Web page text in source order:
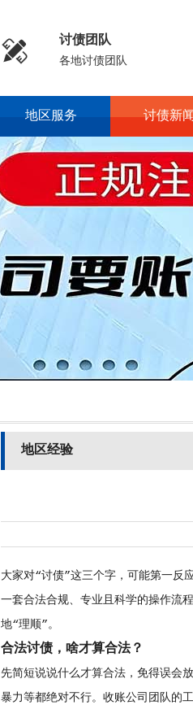
 讨债团队
各地讨债团队
地区服务 讨债新
地区经验
大家对“讨债”这三个字，可能第一反
一套合法合规、专业且科学的操作流
地“理顺”。
合法讨债，啥才算合法？
先简短说说什么才算合法，免得误会
暴力等都绝对不行。收账公司团队的